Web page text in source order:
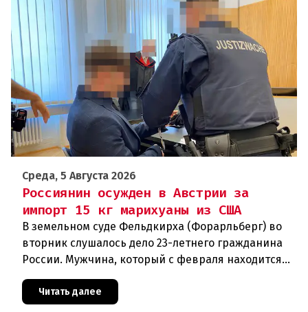
Среда, 5 Августа 2026
Россиянин осужден в Австрии за
импорт 15 кг марихуаны из США
В земельном суде Фельдкирха (Форарльберг) во
вторник слушалось дело 23-летнего гражданина
России. Мужчина, который с февраля находится
под стражей, обвинялся в том, что на протяжении
полугода организо
Читать далее